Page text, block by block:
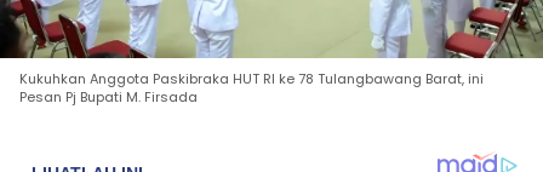
Kukuhkan Anggota Paskibraka HUT RI ke 78 Tulangbawang Barat, ini
Pesan Pj Bupati M. Firsada